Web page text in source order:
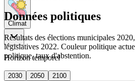
Climat
Horizon temporel
2030 2050
2100
Données politiques
Résultats des élections municipales
législatives 2022. Couleur politique
politique, taux d'abstention.